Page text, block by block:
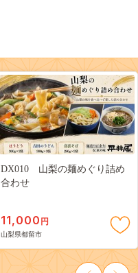
DX010 山梨の麺めぐり詰め
合わせ
11,000 円
山梨県都留市